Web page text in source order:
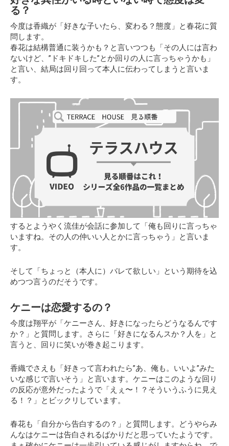
る？
今度は香織が 「好きな子いたら、変わる？態度」
と春花に質
問します。
春花は結構普通に装うかも？と言いつつも「その人には言わ
ないけど、”ドキドキした”とか回りの人に言っちゃうかも」
と言い、結局は回り回って本人に伝わってしまうと言いま
す。
するとようやく流佳が会話に参加して
「俺も回りに言っちゃ
いますね。その人の仲いい人とかに言っちゃう」
と言いま
す。
そして「ちょっと（本人に）バレて欲しい」という期待を込
めつつ言うのだそうです。
ケニーは恋愛するの？
今度は翔平が 「ケニーさん、好きになったらどうなるんです
か？」
と質問します。さらに 「好きになるんスか？人を」
と
言うと、回りに笑いが巻き起こります。
香織でさえも「好きって言われたら”あ、俺も。いいよ”みた
いな感じで言いそう」と言います。ケニーはこのような回り
の反応が意外だったようで 「えぇ〜！？そういうふうに見え
る！？」
とビックリしています。
春花も「自分から告白するの？」と質問します。どうやらみ
んなはケニーは告白されるばかりだと思っていたようです。